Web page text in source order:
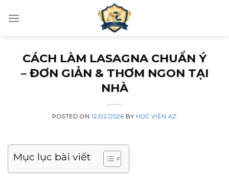
CÁCH LÀM LASAGNA CHUẨN Ý
– ĐƠN GIẢN & THƠM NGON TẠI
NHÀ
POSTED ON 12/02/2026 BY HỌC VIỆN AZ
Mục lục bài viết